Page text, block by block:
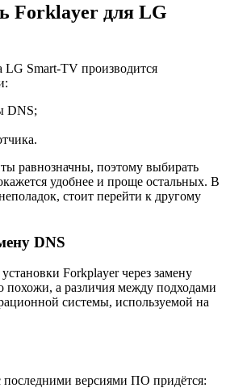
Forklayer для LG
LG Smart-TV производится
DNS;
равнозначны, поэтому выбирать
удобнее и проще остальных. В
стоит перейти к другому
DNS
Forkplayer через замену
похожи, а различия между подходами
системы, используемой на
последними версиями ПО придётся: